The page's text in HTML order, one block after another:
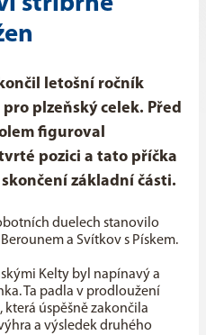
letošní ročník
plzeňský celek. Před
figuroval
pozici a tato příčka
základní části.
duelech stanovilo
a Svítkov s Pískem.
Kelty byl napínavý a
Ta padla v prodloužení
která úspěšně zakončila
a výsledek druhého